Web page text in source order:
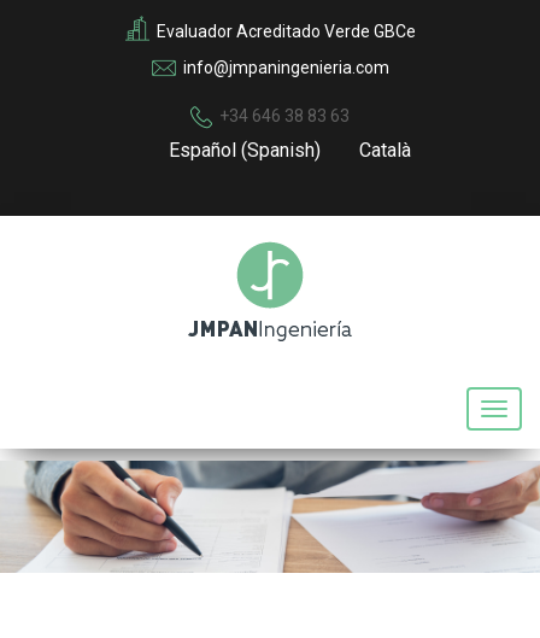
Evaluador Acreditado Verde GBCe
info@jmpaningenieria.com
+34 646 38 83 63
Español(Spanish) Català